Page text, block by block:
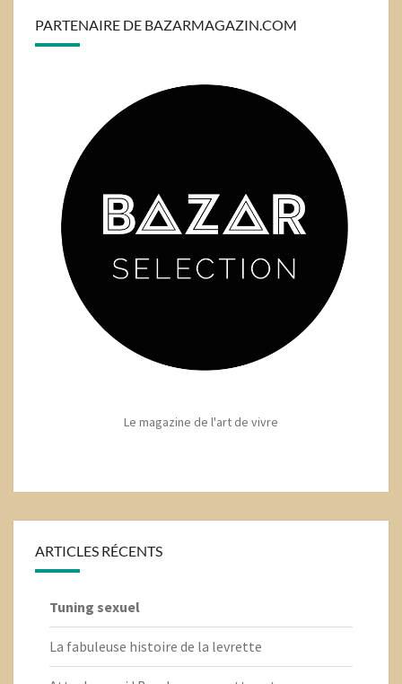
PARTENAIRE DE BAZARMAGAZIN.COM
Le magazine de l'art de vivre
ARTICLES RÉCENTS
Tuning sexuel
La fabuleuse histoire de la levrette